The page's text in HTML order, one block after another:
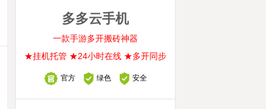
多多云手机
一款手游多开搬砖神器
★挂机托管 ★24小时在线 ★多开同步
官方 绿色 安全